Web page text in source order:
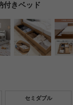
付きベッド
セミダブル